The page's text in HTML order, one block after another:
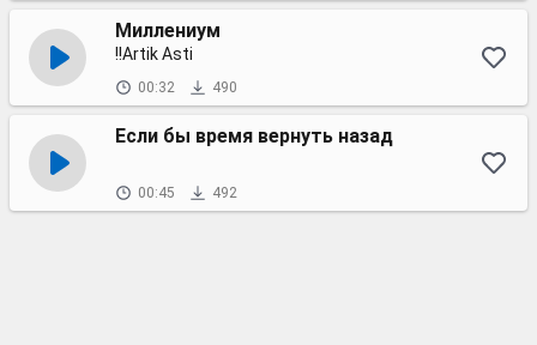
Миллениум
!!Аrtik Asti
00:32 490
Если бы время вернуть назад
00:45 492